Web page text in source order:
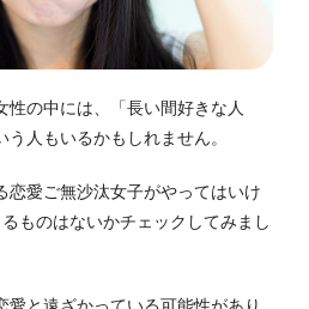
性の中には、「長い間好きな人
人もいるかもしれません。
恋愛ご無沙汰女子がやってはいけ
ものはないかチェックしてみまし